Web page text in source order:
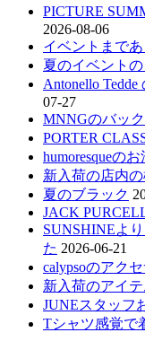
PICTURE
2026-08-06
イベントまであ
夏のイベント
Antonello
07-27
MNNGのバッ
PORTER
humoresqueの
新入荷の店内
夏のブラック
JACK
SUNSHINEよ
た 2026-06-21
calypsoのアク
新入荷のアイ
JUNEスタッフ
Tシャツ感覚で